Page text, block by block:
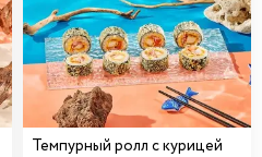
Темпурный ролл с курицей